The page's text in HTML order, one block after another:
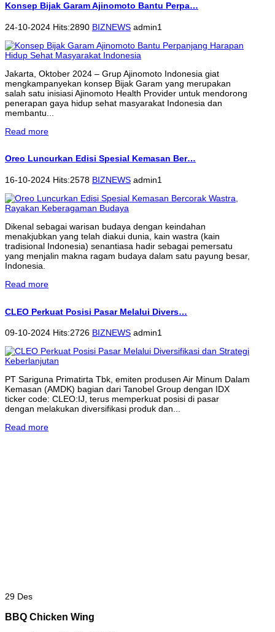
Konsep Bijak Garam Ajinomoto Bantu Perpa…
24-10-2024 Hits:2890 BIZNEWS admin1
Jakarta, Oktober 2024 – Grup Ajinomoto Indonesia giat
mengkampanyekan konsep Bijak Garam yang merupakan
salah satu inisiasi Ajinomoto Health Provider untuk mendorong
penerapan gaya hidup sehat masyarakat Indonesia dan
membantu...
Read more
Oreo Luncurkan Edisi Spesial Kemasan Ber…
16-10-2024 Hits:2578 BIZNEWS admin1
Dikenal sebagai warisan budaya dengan keindahan
menakjubkan yang telah diakui dunia, kain wastra (kain
tradisional Indonesia) senantiasa hadir sebagai pemersatu
yang menjalin makna ragam budaya dalam satu payung besar,
Indonesia.
Read more
CLEO Perkuat Posisi Pasar Melalui Divers…
09-10-2024 Hits:2726 BIZNEWS admin1
PT Sariguna Primatirta Tbk, emiten produsen Air Minum Dalam
Kemasan (AMDK) bagian dari Tanobel Group dengan IDX
ticker code: CLEO:IJ, terus memperkuat posisi di pasar
dengan melakukan diversifikasi produk dan...
Read more
29 Des
BBQ Chicken Wing